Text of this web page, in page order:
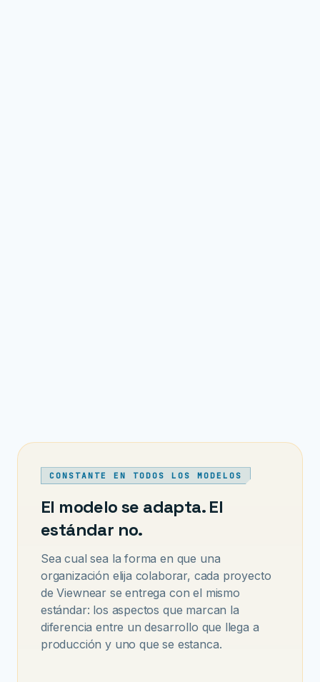
CONSTANTE EN TODOS LOS MODELOS
El modelo se adapta. El
estándar no.
Sea cual sea la forma en que una
organización elija colaborar, cada proyecto
de Viewnear se entrega con el mismo
estándar: los aspectos que marcan la
diferencia entre un desarrollo que llega a
producción y uno que se estanca.